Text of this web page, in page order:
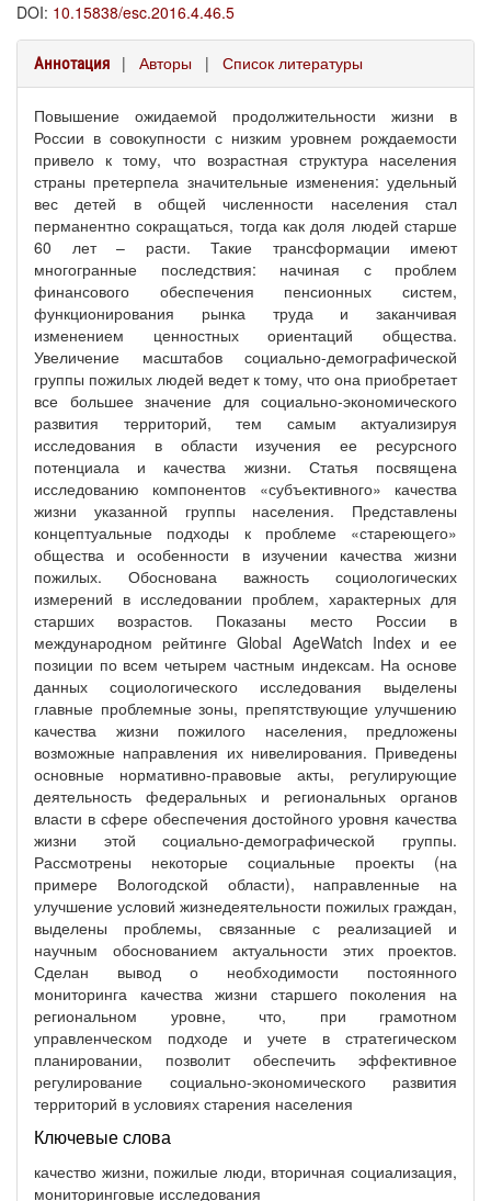
DOI: 10.15838/esc.2016.4.46.5
Аннотация | Авторы | Список литературы
Повышение ожидаемой продолжительности жизни в
России в совокупности с низким уровнем рождаемости
привело к тому, что возрастная структура населения
страны претерпела значительные изменения: удельный
вес детей в общей численности населения стал
перманентно сокращаться, тогда как доля людей старше
60 лет – расти. Такие трансформации имеют
многогранные последствия: начиная с проблем
финансового обеспечения пенсионных систем,
функционирования рынка труда и заканчивая
изменением ценностных ориентаций общества.
Увеличение масштабов социально-демографической
группы пожилых людей ведет к тому, что она приобретает
все большее значение для социально-экономического
развития территорий, тем самым актуализируя
исследования в области изучения ее ресурсного
потенциала и качества жизни. Статья посвящена
исследованию компонентов «субъективного» качества
жизни указанной группы населения. Представлены
концептуальные подходы к проблеме «стареющего»
общества и особенности в изучении качества жизни
пожилых. Обоснована важность социологических
измерений в исследовании проблем, характерных для
старших возрастов. Показаны место России в
международном рейтинге Global AgeWatch Index и ее
позиции по всем четырем частным индексам. На основе
данных социологического исследования выделены
главные проблемные зоны, препятствующие улучшению
качества жизни пожилого населения, предложены
возможные направления их нивелирования. Приведены
основные нормативно-правовые акты, регулирующие
деятельность федеральных и региональных органов
власти в сфере обеспечения достойного уровня качества
жизни этой социально-демографической группы.
Рассмотрены некоторые социальные проекты (на
примере Вологодской области), направленные на
улучшение условий жизнедеятельности пожилых граждан,
выделены проблемы, связанные с реализацией и
научным обоснованием актуальности этих проектов.
Сделан вывод о необходимости постоянного
мониторинга качества жизни старшего поколения на
региональном уровне, что, при грамотном
управленческом подходе и учете в стратегическом
планировании, позволит обеспечить эффективное
регулирование социально-экономического развития
территорий в условиях старения населения
Ключевые слова
качество жизни, пожилые люди, вторичная социализация,
мониторинговые исследования